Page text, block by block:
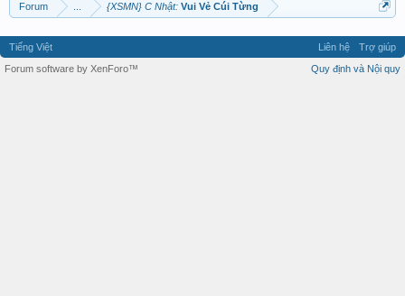
Forum {XSMN} C Nhật: Vui Vẻ Cúi Từng
Tiếng Việt Liên hệ
Trợ giúp
Quy định và Nội quy
Forum software by XenForo™